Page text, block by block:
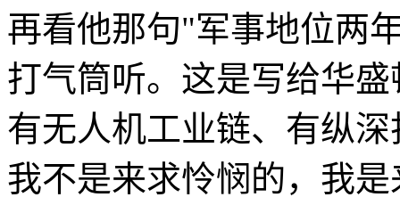
再看他那句"军事地位两
打气筒听。这是写给华
有无人机工业链、有纵
我不是来求怜悯的，我